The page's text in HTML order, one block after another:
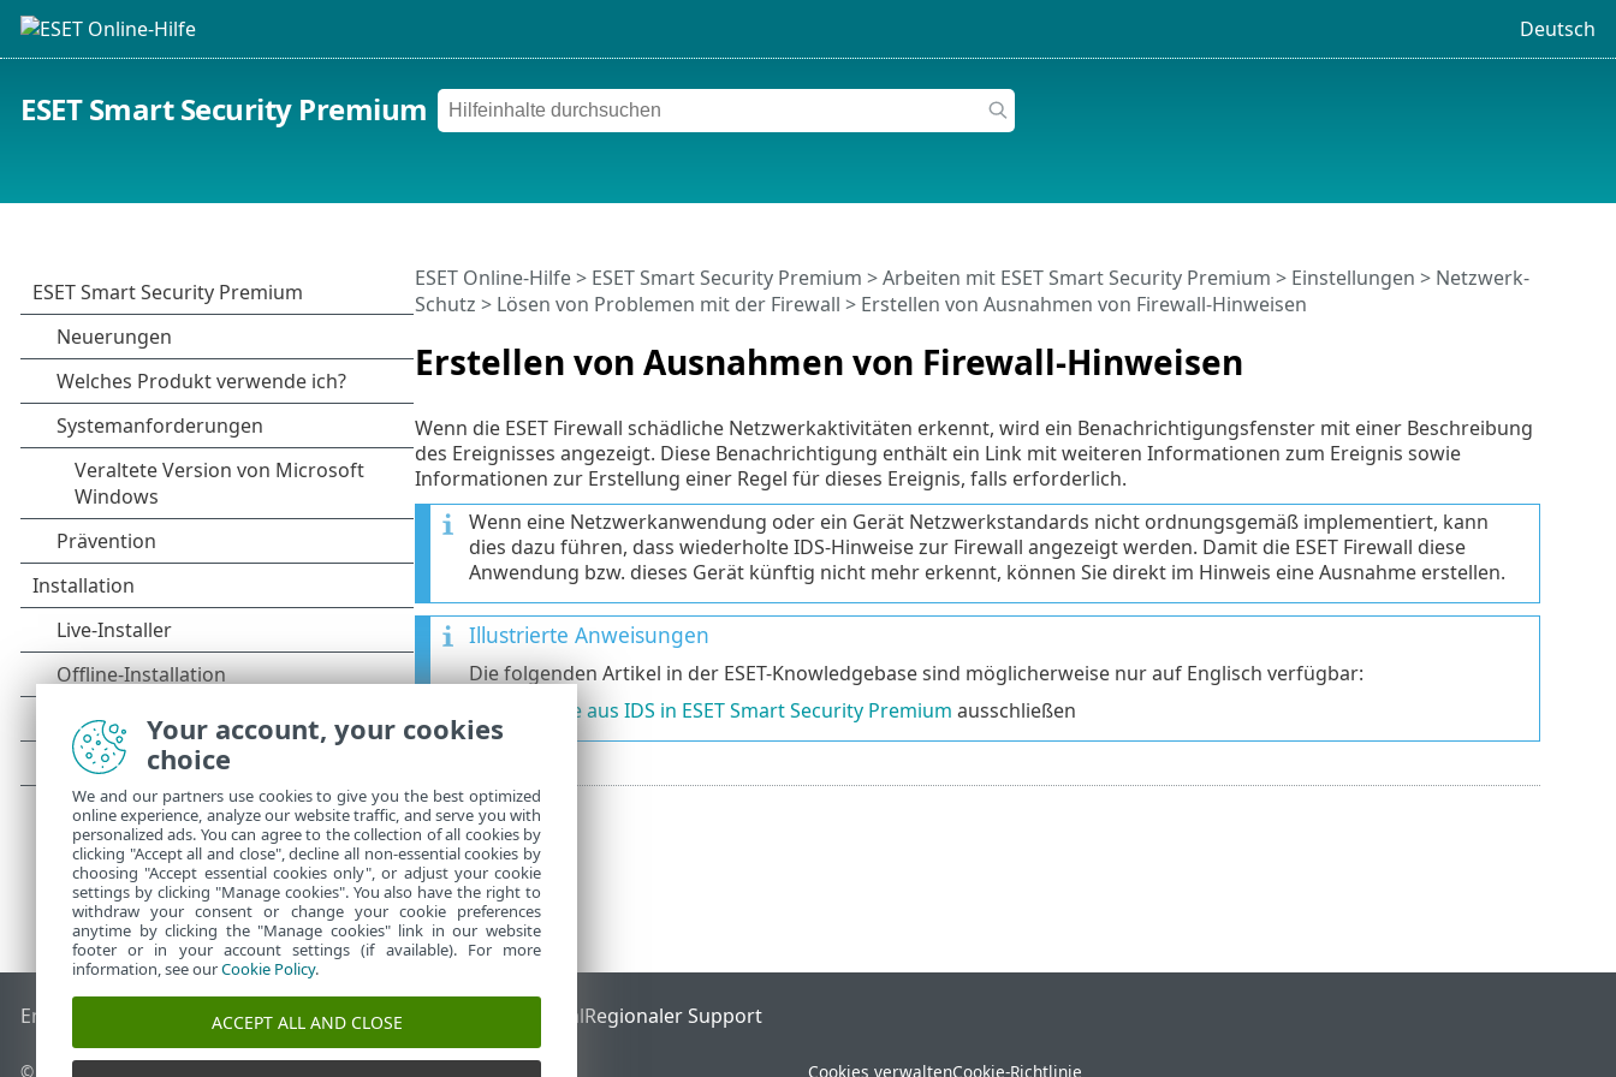
Deutsch
ESET Smart Security Premium
Erstellen von Ausnahmen von Firewall-Hinweisen
ESET Online-Hilfe> ESET Smart Security Premium >Arbeiten mit ESET Smart Security Premium > Einstellungen > Netzwerk-
Schutz > Lösen von Problemen mit der Firewall > Erstellen von Ausnahmen von Firewall-Hinweisen
Wenn die ESET Firewall schädliche Netzwerkaktivitäten erkennt, wird ein Benachrichtigungsfenster mit einer Beschreibung
des Ereignisses angezeigt. Diese Benachrichtigung enthält ein Link mit weiteren Informationen zum Ereignis sowie
Informationen zur Erstellung einer Regel für dieses Ereignis, falls erforderlich.
Wenn eine Netzwerkanwendung oder ein Gerät Netzwerkstandards nicht ordnungsgemäß implementiert, kann
dies dazu führen, dass wiederholte IDS-Hinweise zur Firewall angezeigt werden. Damit die ESET Firewall diese
Anwendung bzw. dieses Gerät künftig nicht mehr erkennt, können Sie direkt im Hinweis eine Ausnahme erstellen.
Illustrierte Anweisungen
Die folgenden Artikel in der ESET-Knowledgebase sind möglicherweise nur auf Englisch verfügbar:
IP-Adresse aus IDS in ESET Smart Security Premium ausschließen
End of Life ESET Knowledgebase ESET-Forum ESET Status PortalRegionaler Support
© 1992 - 2025 ESET, spol. s r. o. - Alle Rechte vorbehalten. Cookies verwaltenCookie-Richtlinie
Your account, your cookies
choice
We and our partners use cookies to give you the best optimized
online experience, analyze our website traffic, and serve you with
personalized ads. You can agree to the collection of all cookies by
clicking "Accept all and close", decline all non-essential cookies by
choosing "Accept essential cookies only", or adjust your cookie
settings by clicking "Manage cookies". You also have the right to
withdraw your consent or change your cookie preferences
anytime by clicking the "Manage cookies" link in our website
footer or in your account settings (if available). For more
information, see ourCookie Policy.
ACCEPT ALL AND CLOSE